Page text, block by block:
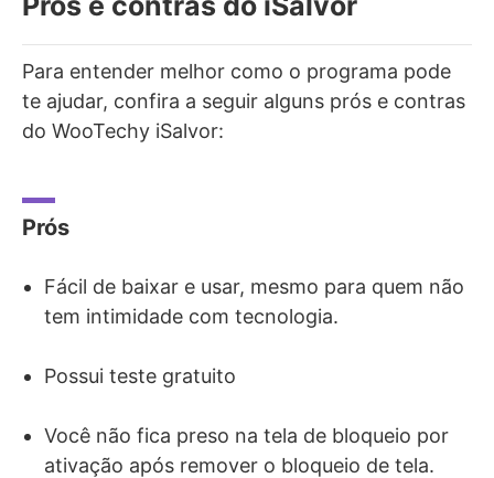
Para entender melhor como o programa pode
te ajudar, confira a seguir alguns prós e contras
do WooTechy iSalvor:
Prós
Fácil de baixar e usar, mesmo para quem não
tem intimidade com tecnologia.
Possui teste gratuito
Você não fica preso na tela de bloqueio por
ativação após remover o bloqueio de tela.